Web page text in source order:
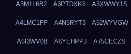
A3M1L6B2 A3PTDXK6 A3XWWY1S
A4LMC1PF A4N5RYT3 A52WYVGW
A6I3WV0B A6YEHPPJ A75CECZS